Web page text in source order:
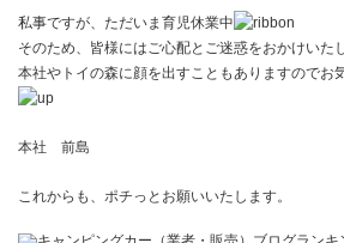
私事ですが、ただいま育児休業中
そのため、皆様にはご心配とご迷惑をおかけいた
本社やトイの森に顔を出すこともありますのでお
本社 前島
これからも、ポチっとお願いいたします。